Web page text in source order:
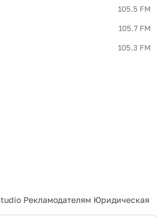
105.5 FM
105.7 FM
105.3 FM
Рекламодателям Юридическая